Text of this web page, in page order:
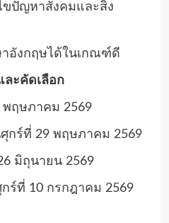
ขปัญหาสังคมและสิ่ง
อังกฤษได้ในเกณฑ์ดี
ละคัดเลือก
พฤษภาคม 2569
กร์ที่ 29 พฤษภาคม 2569
มิถุนายน 2569
ร์ที่ 10 กรกฎาคม 2569